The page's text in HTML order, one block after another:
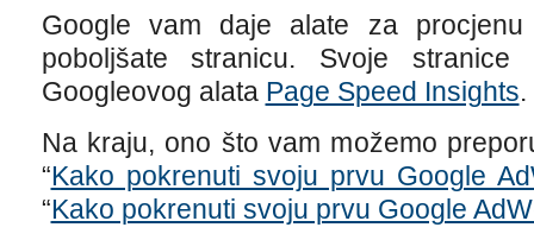
Google vam daje alate za
poboljšate stranicu. Svoje stranice
Googleovog alata Page Speed Insights.
Na kraju, ono što vam možemo
“Kako pokrenuti svoju prvu Google
“Kako pokrenuti svoju prvu Google